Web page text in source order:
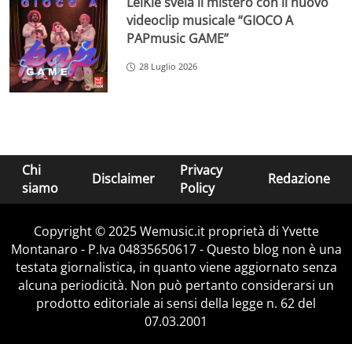
videoclip musicale “GIOCO A
PAPmusic GAME”
28 Luglio 2026
Chi
siamo
Disclaimer
Privacy
Policy
Redazione
Copyright © 2025 Wemusic.it proprietà di Yvette
Montanaro - P.Iva 04835650617 - Questo blog non è una
testata giornalistica, in quanto viene aggiornato senza
alcuna periodicità. Non può pertanto considerarsi un
prodotto editoriale ai sensi della legge n. 62 del
07.03.2001